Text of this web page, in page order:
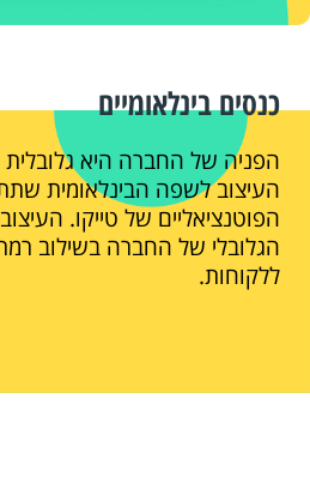
כנסים בינלאומיים
הפניה של החברה היא גלובלית
העיצוב לשפה הבינלאומית
הפוטנציאליים של טייקו.
הגלובלי של החברה בשילוב
ללקוחות.